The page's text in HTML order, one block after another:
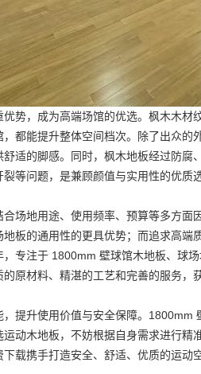
势，成为高端场馆的优选。枫木木
都能提升整体空间档次。除了出众
适的脚感。同时， 枫木地板经过防腐
等问题，是兼顾颜值与实用性的优质选
地用途、使用频率、预算等多方面因
地板的通用性的更具优势；而追求高端
，专注于 1800mm 壁球馆木地板、 球
原材料、精湛的工艺和完善的服务，
升使用价值与安全保障。 1800mm
动木地板，不妨根据自身需求进行
载携手打造安全、舒适、优质的运动空